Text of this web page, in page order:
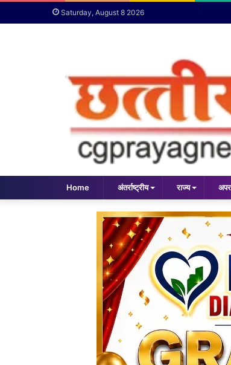
Saturday, August 8 2026
Home अंतर्राष्ट्रीय राज्य